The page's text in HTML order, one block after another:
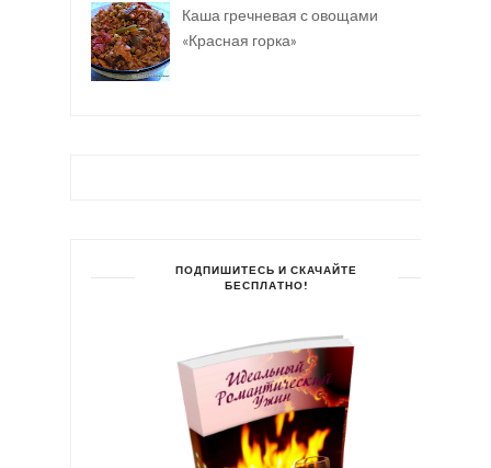
Каша гречневая с овощами
«Красная горка»
ПОДПИШИТЕСЬ И СКАЧАЙТЕ
БЕСПЛАТНО!